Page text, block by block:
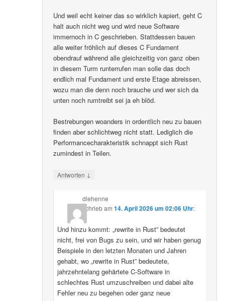
Und weil echt keiner das so wirklich kapiert, geht C
halt auch nicht weg und wird neue Software
immernoch in C geschrieben. Stattdessen bauen
alle weiter fröhlich auf dieses C Fundament
obendrauf während alle gleichzeitig von ganz oben
in diesem Turm runterrufen man solle das doch
endlich mal Fundament und erste Etage abreissen,
wozu man die denn noch brauche und wer sich da
unten noch rumtreibt sei ja eh blöd.
Bestrebungen woanders in ordentlich neu zu bauen
finden aber schlichtweg nicht statt. Lediglich die
Performancecharakteristik schnappt sich Rust
zumindest in Teilen.
Antworten ↓
diehenne
schriebam 14. April 2026 um 02:06 Uhr:
Und hinzu kommt: „rewrite in Rust” bedeutet
nicht, frei von Bugs zu sein, und wir haben genug
Beispiele in den letzten Monaten und Jahren
gehabt, wo „rewrite in Rust” bedeutete,
jahrzehntelang gehärtete C-Software in
schlechtes Rust umzuschreiben und dabei alte
Fehler neu zu begehen oder ganz neue